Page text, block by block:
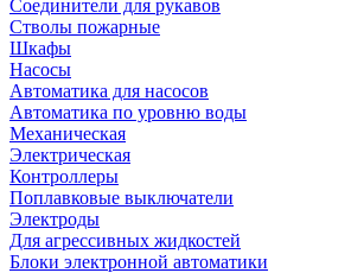
Соединители для рукавов
Стволы пожарные
Шкафы
Насосы
Автоматика для насосов
Автоматика по уровню воды
Механическая
Электрическая
Контроллеры
Поплавковые выключатели
Электроды
Для агрессивных жидкостей
Блоки электронной автоматики